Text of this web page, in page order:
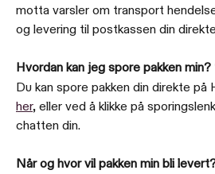
motta varsler om transport
og levering til postkassen din
Hvordan kan jeg spore pakken min?
Du kan spore pakken din direkte
her, eller ved å klikke på
chatten din.
Når og hvor vil pakken min bli